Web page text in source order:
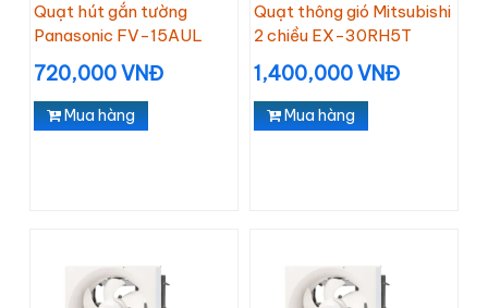
Quạt hút gắn tường
Panasonic FV-15AUL
720,000 VNĐ
Mua hàng
Quạt thông gió Mitsubishi
2 chiều EX-30RH5T
1,400,000 VNĐ
Mua hàng